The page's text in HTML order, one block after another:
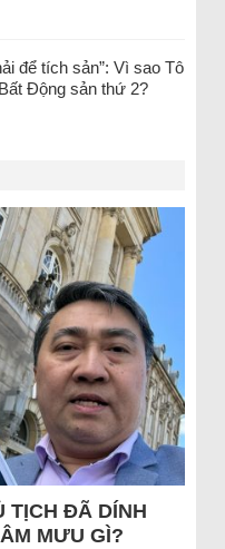
để tích sản”: Vì sao Tô
Động sản thứ 2?
TỊCH ĐÃ DÍNH
MƯU GÌ?